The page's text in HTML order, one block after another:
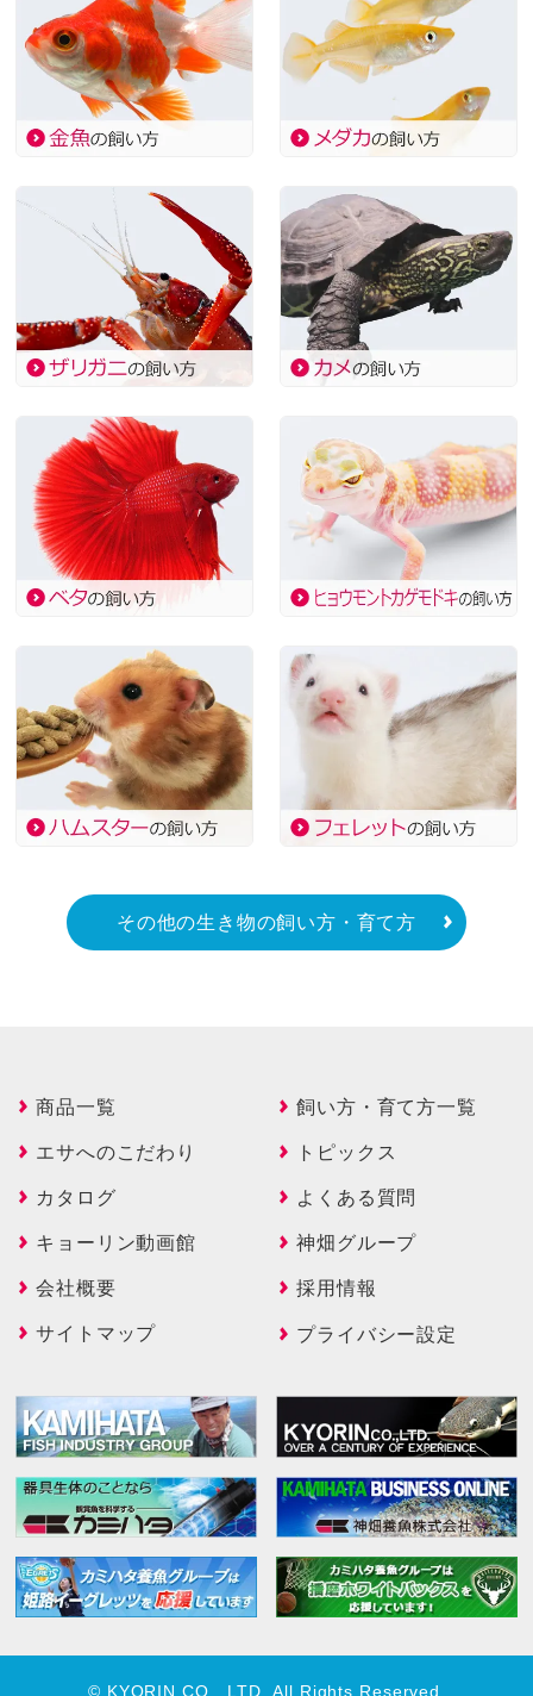
その他の生き物の飼い方・育て方
商品一覧
飼い方・育て方一覧
エサへのこだわり
トピックス
カタログ
よくある質問
キョーリン動画館
神畑グループ
会社概要
採用情報
サイトマップ
プライバシー設定
© KYORIN CO., LTD. All Rights Reserved.